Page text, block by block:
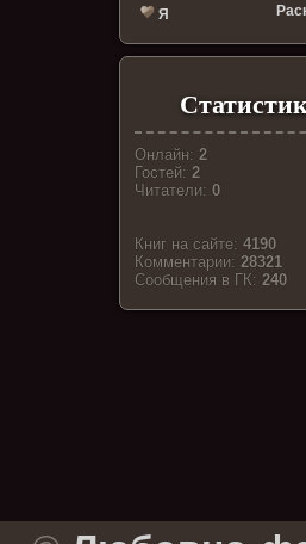
Я
Онлайн:2
Гостей:2
Читатели:0
Книг на сайте:4190
Комментарии:28321
Cообщения в ГК:240